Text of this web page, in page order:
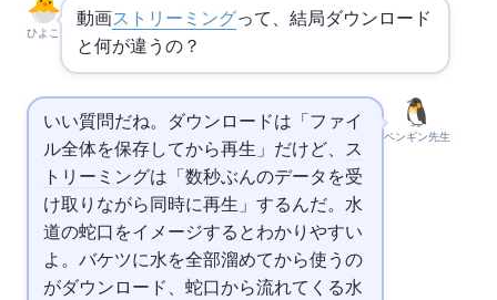
ひよこ
動画ストリーミングって、結局ダウンロード
と何が違うの？
ペンギン先生
いい質問だね。ダウンロードは「ファイ
ル全体を保存してから再生」だけど、 ス
トリーミングは「数秒ぶんのデータを受
け取りながら同時に再生」するんだ。水
道の蛇口をイメージするとわかりやすい
よ。バケツに水を全部溜めてから使うの
がダウンロード、蛇口から流れてくる水